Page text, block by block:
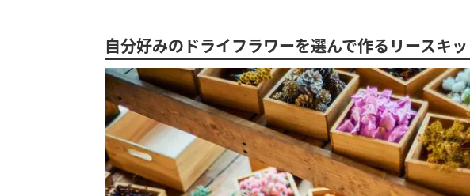
自分好みのドライフラワーを選んで作るリースキ